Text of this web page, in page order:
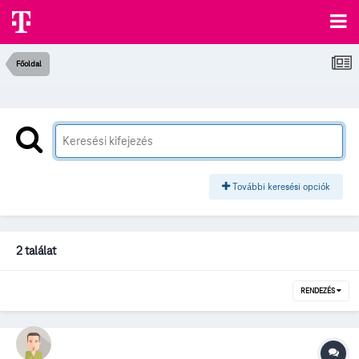
Főoldal
További keresési opciók
2 találat
RENDEZÉS